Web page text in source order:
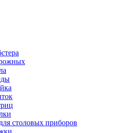
столовых приборов